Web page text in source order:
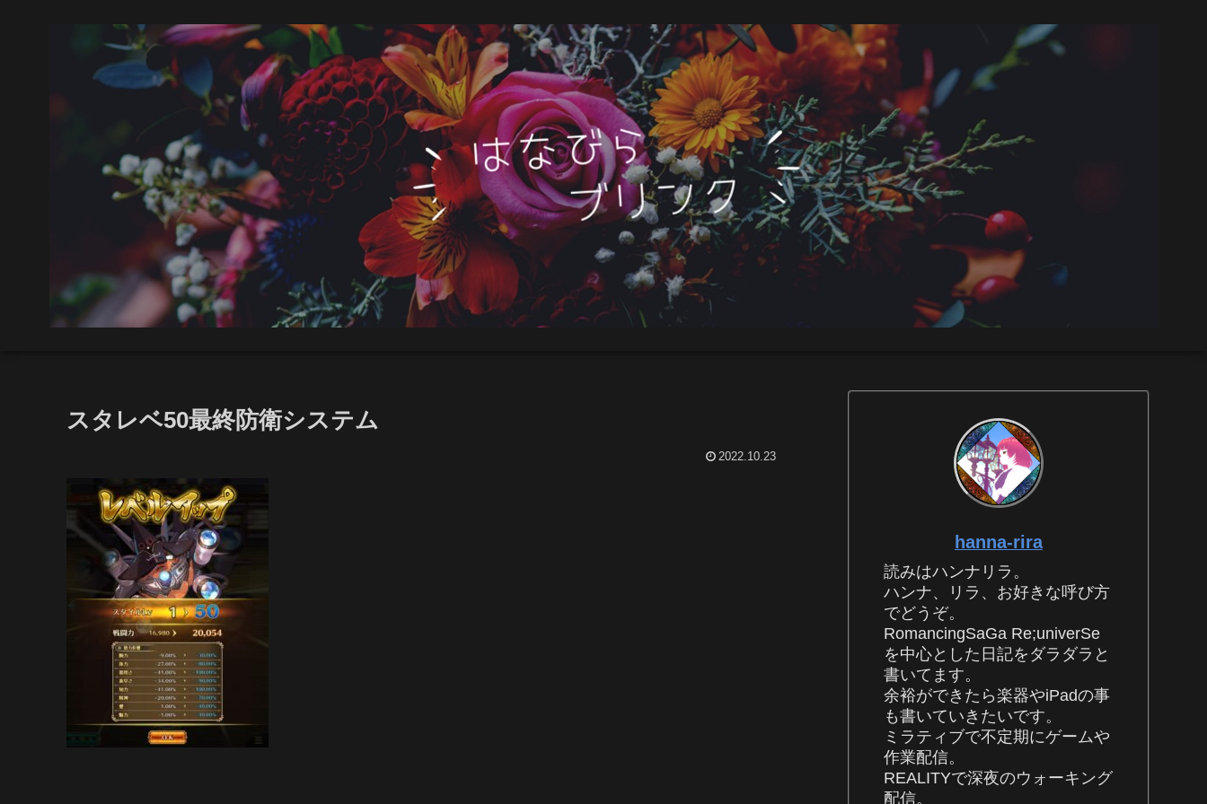
スタレベ50最終防衛システム
2022.10.23
hanna-rira
読みはハンナリラ。
ハンナ、リラ、お好きな呼び方
でどうぞ。
RomancingSaGa Re;univerSe
を中心とした日記をダラダラと
書いてます。
余裕ができたら楽器やiPadの事
も書いていきたいです。
ミラティブで不定期にゲームや
作業配信。
REALITYで深夜のウォーキング
配信。